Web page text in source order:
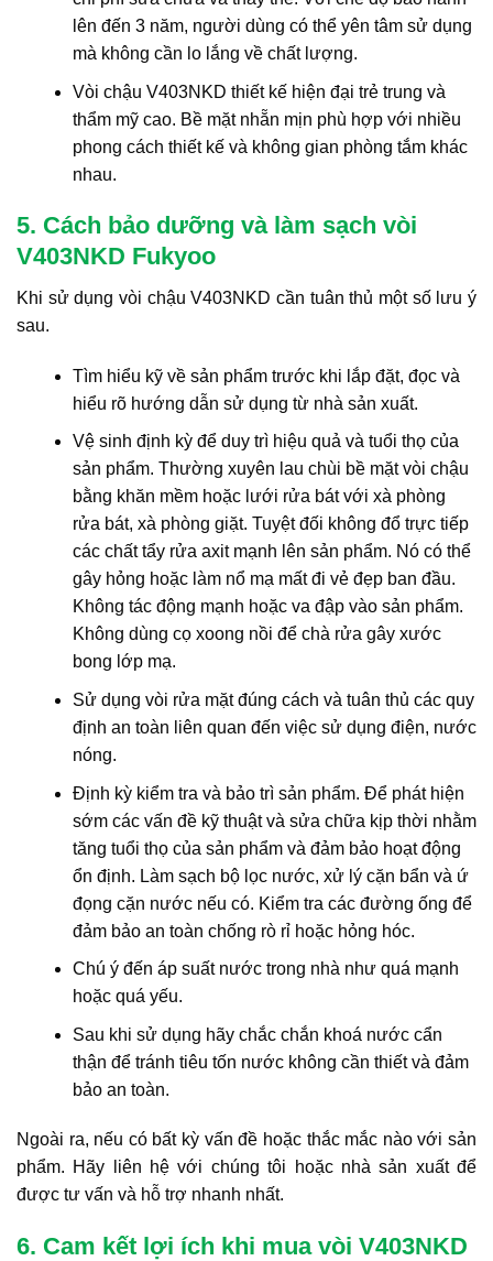
lên đến 3 năm, người dùng có thể yên tâm sử dụng
mà không cần lo lắng về chất lượng.
Vòi chậu V403NKD thiết kế hiện đại trẻ trung và
thẩm mỹ cao. Bề mặt nhẵn mịn phù hợp với nhiều
phong cách thiết kế và không gian phòng tắm khác
nhau.
5. Cách bảo dưỡng và làm sạch vòi
V403NKD Fukyoo
Khi sử dụng vòi chậu V403NKD cần tuân thủ một số lưu ý
sau.
Tìm hiểu kỹ về sản phẩm trước khi lắp đặt, đọc và
hiểu rõ hướng dẫn sử dụng từ nhà sản xuất.
Vệ sinh định kỳ để duy trì hiệu quả và tuổi thọ của
sản phẩm. Thường xuyên lau chùi bề mặt vòi chậu
bằng khăn mềm hoặc lưới rửa bát với xà phòng
rửa bát, xà phòng giặt. Tuyệt đối không đổ trực tiếp
các chất tẩy rửa axit mạnh lên sản phẩm. Nó có thể
gây hỏng hoặc làm nổ mạ mất đi vẻ đẹp ban đầu.
Không tác động mạnh hoặc va đập vào sản phẩm.
Không dùng cọ xoong nồi để chà rửa gây xước
bong lớp mạ.
Sử dụng vòi rửa mặt đúng cách và tuân thủ các quy
định an toàn liên quan đến việc sử dụng điện, nước
nóng.
Định kỳ kiểm tra và bảo trì sản phẩm. Để phát hiện
sớm các vấn đề kỹ thuật và sửa chữa kịp thời nhằm
tăng tuổi thọ của sản phẩm và đảm bảo hoạt động
ổn định. Làm sạch bộ lọc nước, xử lý cặn bẩn và ứ
đọng cặn nước nếu có. Kiểm tra các đường ống để
đảm bảo an toàn chống rò rỉ hoặc hỏng hóc.
Chú ý đến áp suất nước trong nhà như quá mạnh
hoặc quá yếu.
Sau khi sử dụng hãy chắc chắn khoá nước cẩn
thận để tránh tiêu tốn nước không cần thiết và đảm
bảo an toàn.
Ngoài ra, nếu có bất kỳ vấn đề hoặc thắc mắc nào với sản
phẩm. Hãy liên hệ với chúng tôi hoặc nhà sản xuất để
được tư vấn và hỗ trợ nhanh nhất.
6. Cam kết lợi ích khi mua vòi V403NKD